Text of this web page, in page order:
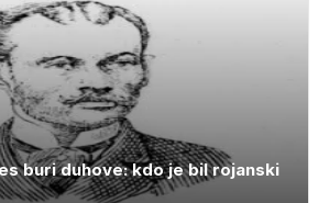
buri duhove: kdo je bil rojanski